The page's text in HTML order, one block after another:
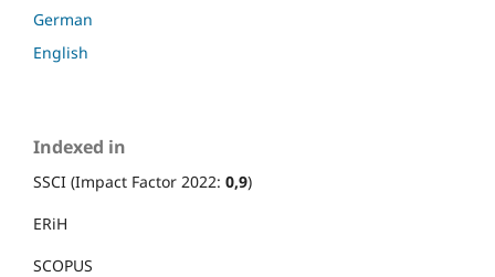
German
English
Indexed in
SSCI (Impact Factor 2022: 0,9)
ERiH
SCOPUS